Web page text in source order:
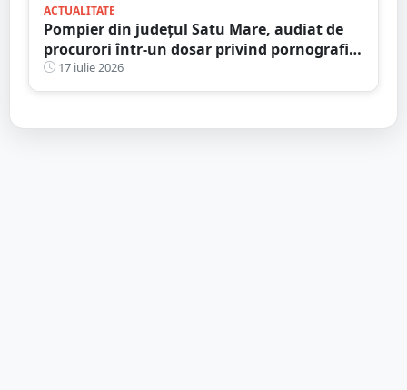
ACTUALITATE
Pompier din județul Satu Mare, audiat de
procurori într-un dosar privind pornografia
infantilă
17 iulie 2026